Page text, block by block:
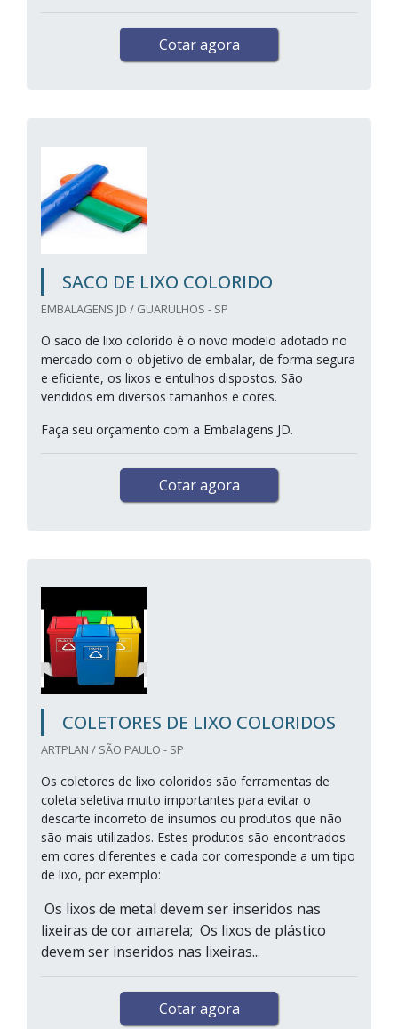
Cotar agora
SACO DE LIXO COLORIDO
EMBALAGENS JD / GUARULHOS - SP
O saco de lixo colorido é o novo modelo adotado no
mercado com o objetivo de embalar, de forma segura
e eficiente, os lixos e entulhos dispostos. São
vendidos em diversos tamanhos e cores.
Faça seu orçamento com a Embalagens JD.
Cotar agora
COLETORES DE LIXO COLORIDOS
ARTPLAN / SÃO PAULO - SP
Os coletores de lixo coloridos são ferramentas de
coleta seletiva muito importantes para evitar o
descarte incorreto de insumos ou produtos que não
são mais utilizados. Estes produtos são encontrados
em cores diferentes e cada cor corresponde a um tipo
de lixo, por exemplo:
Os lixos de metal devem ser inseridos nas
lixeiras de cor amarela; Os lixos de plástico
devem ser inseridos nas lixeiras...
Cotar agora